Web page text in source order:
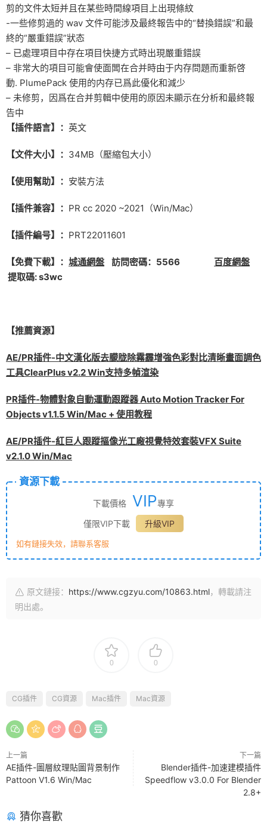
剪的文件太短并且在某些時間線項目上出現條紋
-一些修剪過的 wav 文件可能涉及最終報告中的“替換錯誤”和最
終的“嚴重錯誤”狀态
– 已處理項目中存在項目快捷方式時出現嚴重錯誤
– 非常大的項目可能會使面闆在合并時由于内存問題而重新啓
動. PlumePack 使用的内存已爲此優化和減少
– 未修剪，因爲在合并剪輯中使用的原因未顯示在分析和最終報
告中
【插件語言】： 英文
【文件大小】： 34MB（壓縮包大小）
【使用幫助】： 安裝方法
【插件兼容】： PR cc 2020 ~2021（Win/Mac）
【插件編号】： PRT22011601
【免費下載】： 城通網盤 訪問密碼：5566 百度網盤
提取碼: s3wc
【推薦資源】
AE/PR插件-中文漢化版去朦胧除霧霾增強色彩對比清晰畫面調色
工具ClearPlus v2.2 Win支持多幀渲染
PR插件-物體對象自動運動跟蹤器 Auto Motion Tracker For
Objects v1.1.5 Win/Mac + 使用教程
AE/PR插件-紅巨人跟蹤摳像光工廠視覺特效套裝VFX Suite
v2.1.0 Win/Mac
資源下載
下載價格 VIP專享
僅限VIP下載
升級VIP
如有鏈接失效，請聯系客服
原文鏈接： https://www.cgzyu.com/10863.html，轉載請注
明出處。
0 0
CG插件 CG資源 Mac插件 Mac資源
上一篇
AE插件-圖層紋理貼圖背景制作
Pattoon V1.6 Win/Mac
下一篇
Blender插件-加速建模插件
Speedflow v3.0.0 For Blender
2.8+
猜你喜歡